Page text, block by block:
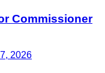
Commissioner
2026